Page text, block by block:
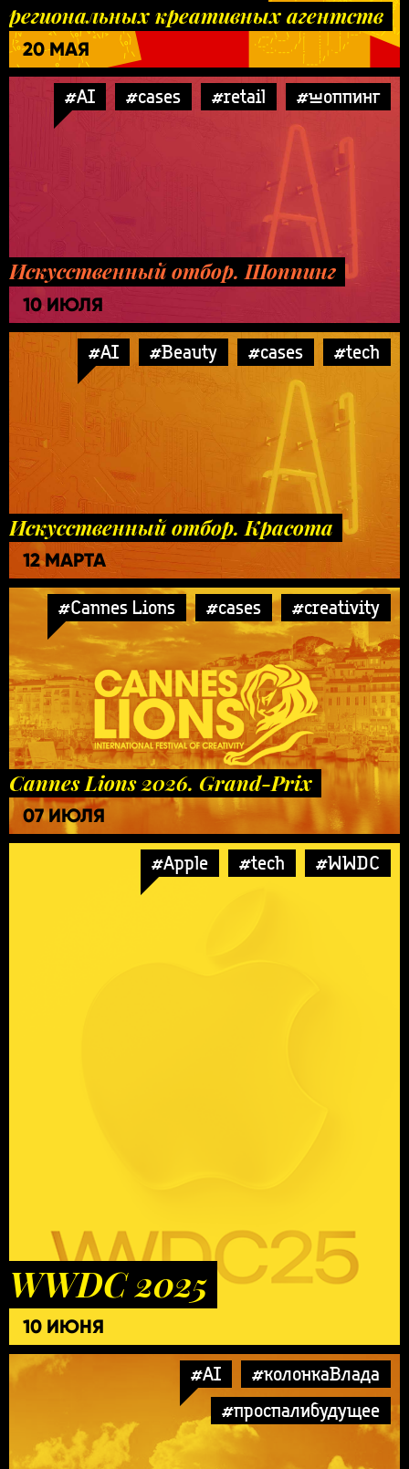
региональных креативных агентств
20 МАЯ
#AI #cases #retail #шоппинг
Искусственный отбор. Шоппинг
10 ИЮЛЯ
#AI #Beauty #cases #tech
Искусственный отбор. Красота
12 МАРТА
#Cannes Lions #cases #creativity
Cannes Lions 2026. Grand-Prix
07 ИЮЛЯ
#Apple #tech #WWDC
WWDC 2025
10 ИЮНЯ
#AI
#колонкаВлада
#проспалибудущее